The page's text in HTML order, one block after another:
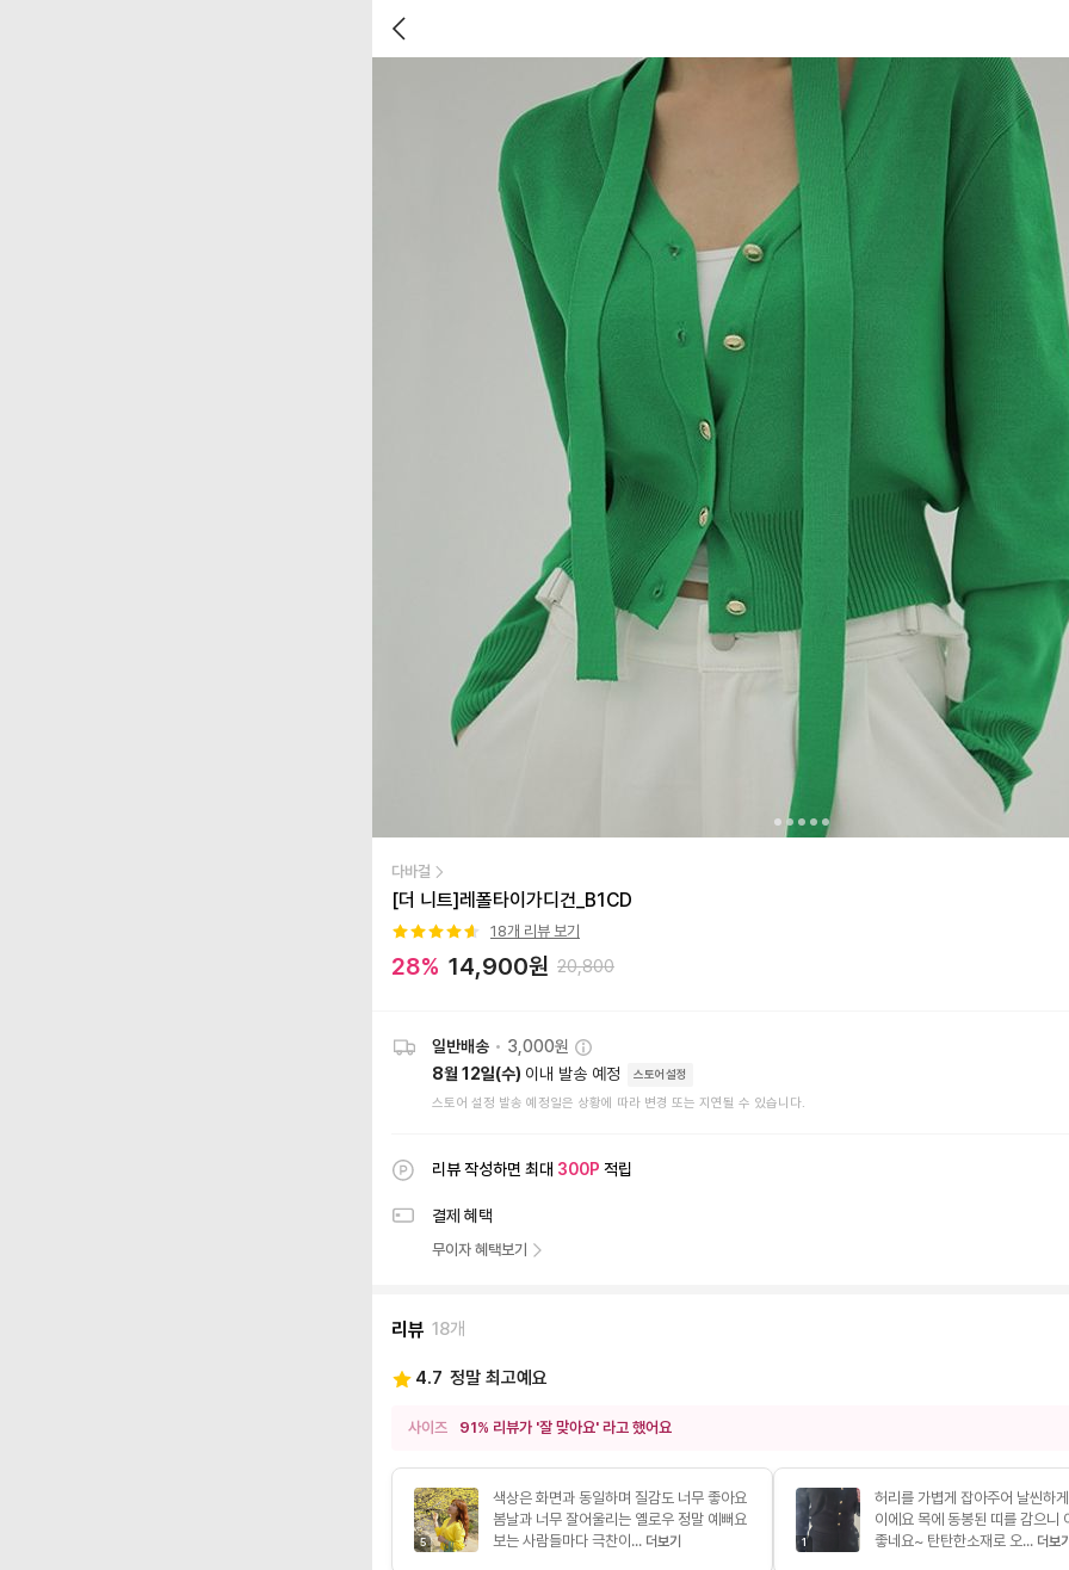
다바걸
[더 니트]레폴타이가디건_B1CD
18개 리뷰 보기
28% 14,900원 20,800
일반배송 • 3,000원
8월 12일(수) 이내 발송 예정 스토어설정
스토어 설정 발송 예정일은 상황에 따라 변경 또는 지연될 수 있습니다.
리뷰 작성하면 최대 300P 적립
결제 혜택
무이자 혜택보기
리뷰 18개
4.7 정말 최고예요
사이즈 91% 리뷰가 '잘 맞아요' 라고 했어요
5
색상은 화면과 동일하며 질감도 너무 좋아요
봄날과 너무 잘어울리는 옐로우 정말 예뻐요
보는 사람들마다 극찬이... 더보기 1
허리를 가볍게 잡아주어 날씬하
이에요 목에 동봉된 띠를 감으니
좋네요~ 탄탄한소재로 오... 더보